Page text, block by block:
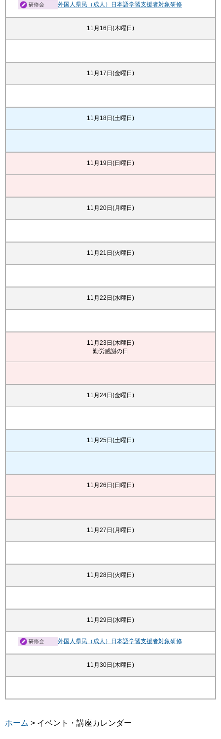
外国人県民（成人）日本語学習支援者対象研修
11月16日(木曜日)
11月17日(金曜日)
11月18日(土曜日)
11月19日(日曜日)
11月20日(月曜日)
11月21日(火曜日)
11月22日(水曜日)
11月23日(木曜日)
勤労感謝の日
11月24日(金曜日)
11月25日(土曜日)
11月26日(日曜日)
11月27日(月曜日)
11月28日(火曜日)
11月29日(水曜日)
外国人県民（成人）日本語学習支援者対象研修
11月30日(木曜日)
ホーム > イベント・講座カレンダー